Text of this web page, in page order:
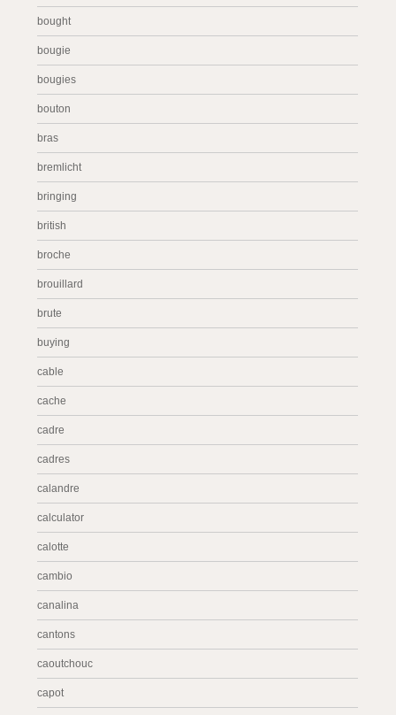
bought
bougie
bougies
bouton
bras
bremlicht
bringing
british
broche
brouillard
brute
buying
cable
cache
cadre
cadres
calandre
calculator
calotte
cambio
canalina
cantons
caoutchouc
capot